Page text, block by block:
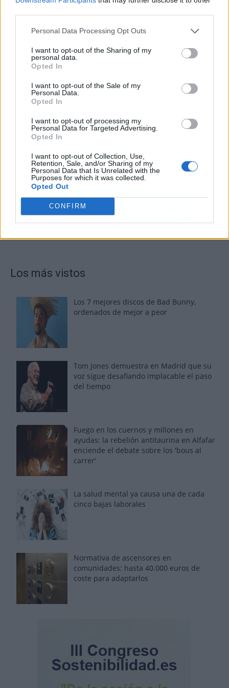
Personal Data Processing Opt Outs
I want to opt-out of the Sharing of my
personal data.
Opted In
I want to opt-out of the Sale of my
Personal Data.
Opted In
I want to opt-out of processing my
Personal Data for Targeted Advertising.
Opted In
I want to opt-out of Collection, Use,
Retention, Sale, and/or Sharing of my
Personal Data that Is Unrelated with the
Purposes for which it was collected.
Opted Out
CONFIRM
Los más vistos
Los 7 mejores discos de Bad Bunny,
ordenados de mejor a peor
Tom Jones demuestra en Madrid que su
voz sigue desafiando implacable el paso
del tiempo
Fuego en los cuernos y millones en
ayudas: la rebelión antitaurina en Alfafar
enciende el debate sobre los 'bous al
carrer'
La salud mental ya causa una de cada
cinco bajas laborales
Normativa de ascensores en
comunidades: hasta 40.000 euros de
coste para adaptarlos